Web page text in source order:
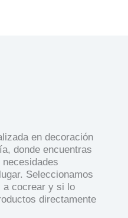
en decoración
donde encuentras
Seleccionamos
a cocrear y si lo
directamente